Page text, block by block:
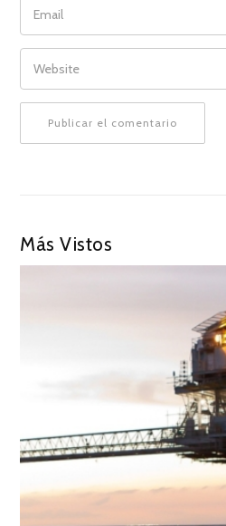
WEBSITE
Más Vistos